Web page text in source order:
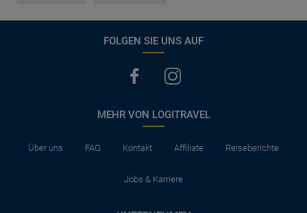
FOLGEN SIE UNS AUF
MEHR VON LOGITRAVEL
Über uns FAQ Kontakt Affiliate Reiseberichte
Jobs & Karriere